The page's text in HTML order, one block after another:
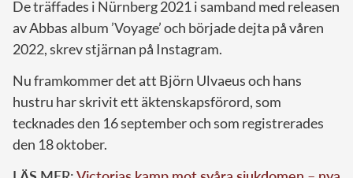
De träffades i Nürnberg 2021 i samband med releasen
av Abbas album ’Voyage’ och började dejta på våren
2022, skrev stjärnan på Instagram.
Nu framkommer det att Björn Ulvaeus och hans
hustru har skrivit ett äktenskapsförord, som
tecknades den 16 september och som registrerades
den 18 oktober.